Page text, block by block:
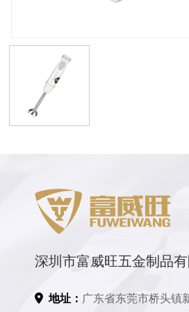
深圳市富威旺五金制品有
地址： 广东省东莞市桥头镇